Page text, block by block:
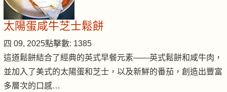
太陽蛋咸牛芝士鬆餅
四 09, 2025點擊數: 1385
這道鬆餅結合了經典的英式早餐元素——英式鬆餅和咸牛肉，
並加入了美式的太陽蛋和芝士，以及新鮮的番茄，創造出豐富
多層次的口感…